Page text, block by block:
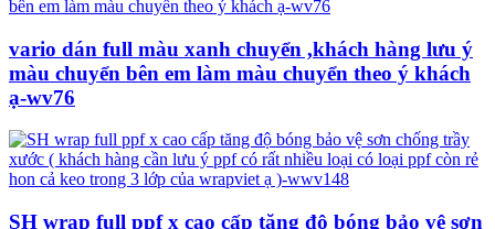
vario dán full màu xanh chuyển ,khách hàng lưu ý
màu chuyển bên em làm màu chuyển theo ý khách
ạ-wv76
SH wrap full ppf x cao cấp tăng độ bóng bảo vệ sơn